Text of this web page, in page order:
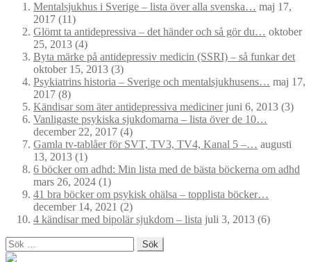
Mentalsjukhus i Sverige – lista över alla svenska… maj 17,
2017 (11)
Glömt ta antidepressiva – det händer och så gör du… oktober
25, 2013 (4)
Byta märke på antidepressiv medicin (SSRI) – så funkar det
oktober 15, 2013 (3)
Psykiatrins historia – Sverige och mentalsjukhusens… maj 17,
2017 (8)
Kändisar som äter antidepressiva medicinerjuni 6, 2013 (3)
Vanligaste psykiska sjukdomarna – lista över de 10…
december 22, 2017 (4)
Gamla tv-tablåer för SVT, TV3, TV4, Kanal 5 –… augusti
13, 2013 (1)
6 böcker om adhd: Min lista med de bästa böckerna om adhd
mars 26, 2024 (1)
41 bra böcker om psykisk ohälsa – topplista böcker…
december 14, 2021 (2)
4 kändisar med bipolär sjukdom – lista juli 3, 2013 (6)
Sök
efter: